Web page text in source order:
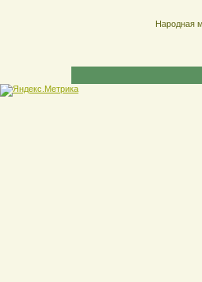
Народная